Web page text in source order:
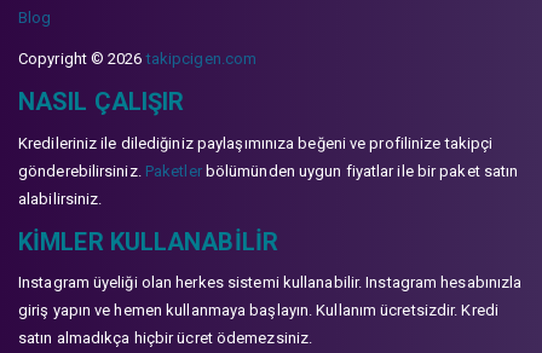
Blog
Copyright © 2026takipcigen.com
NASIL ÇALIŞIR
Kredileriniz ile dilediğiniz paylaşımınıza beğeni ve profilinize takipçi
gönderebilirsiniz. Paketlerbölümünden uygun fiyatlar ile bir paket satın
alabilirsiniz.
KIMLER KULLANABILIR
Instagram üyeliği olan herkes sistemi kullanabilir. Instagram hesabınızla
giriş yapın ve hemen kullanmaya başlayın. Kullanım ücretsizdir. Kredi
satın almadıkça hiçbir ücret ödemezsiniz.